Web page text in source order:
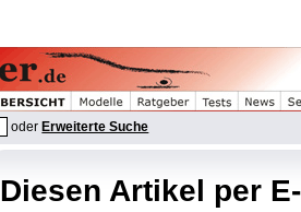
oder Erweiterte Suche
Diesen Artikel per